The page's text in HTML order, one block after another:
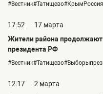
17:52
17 марта
Жители района продолжают
президента РФ
12:17
2 марта